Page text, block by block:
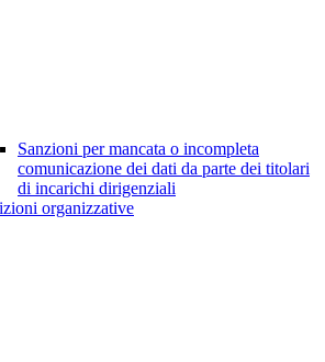
Sanzioni per mancata o incompleta
comunicazione dei dati da parte dei titolari
di incarichi dirigenziali
organizzative